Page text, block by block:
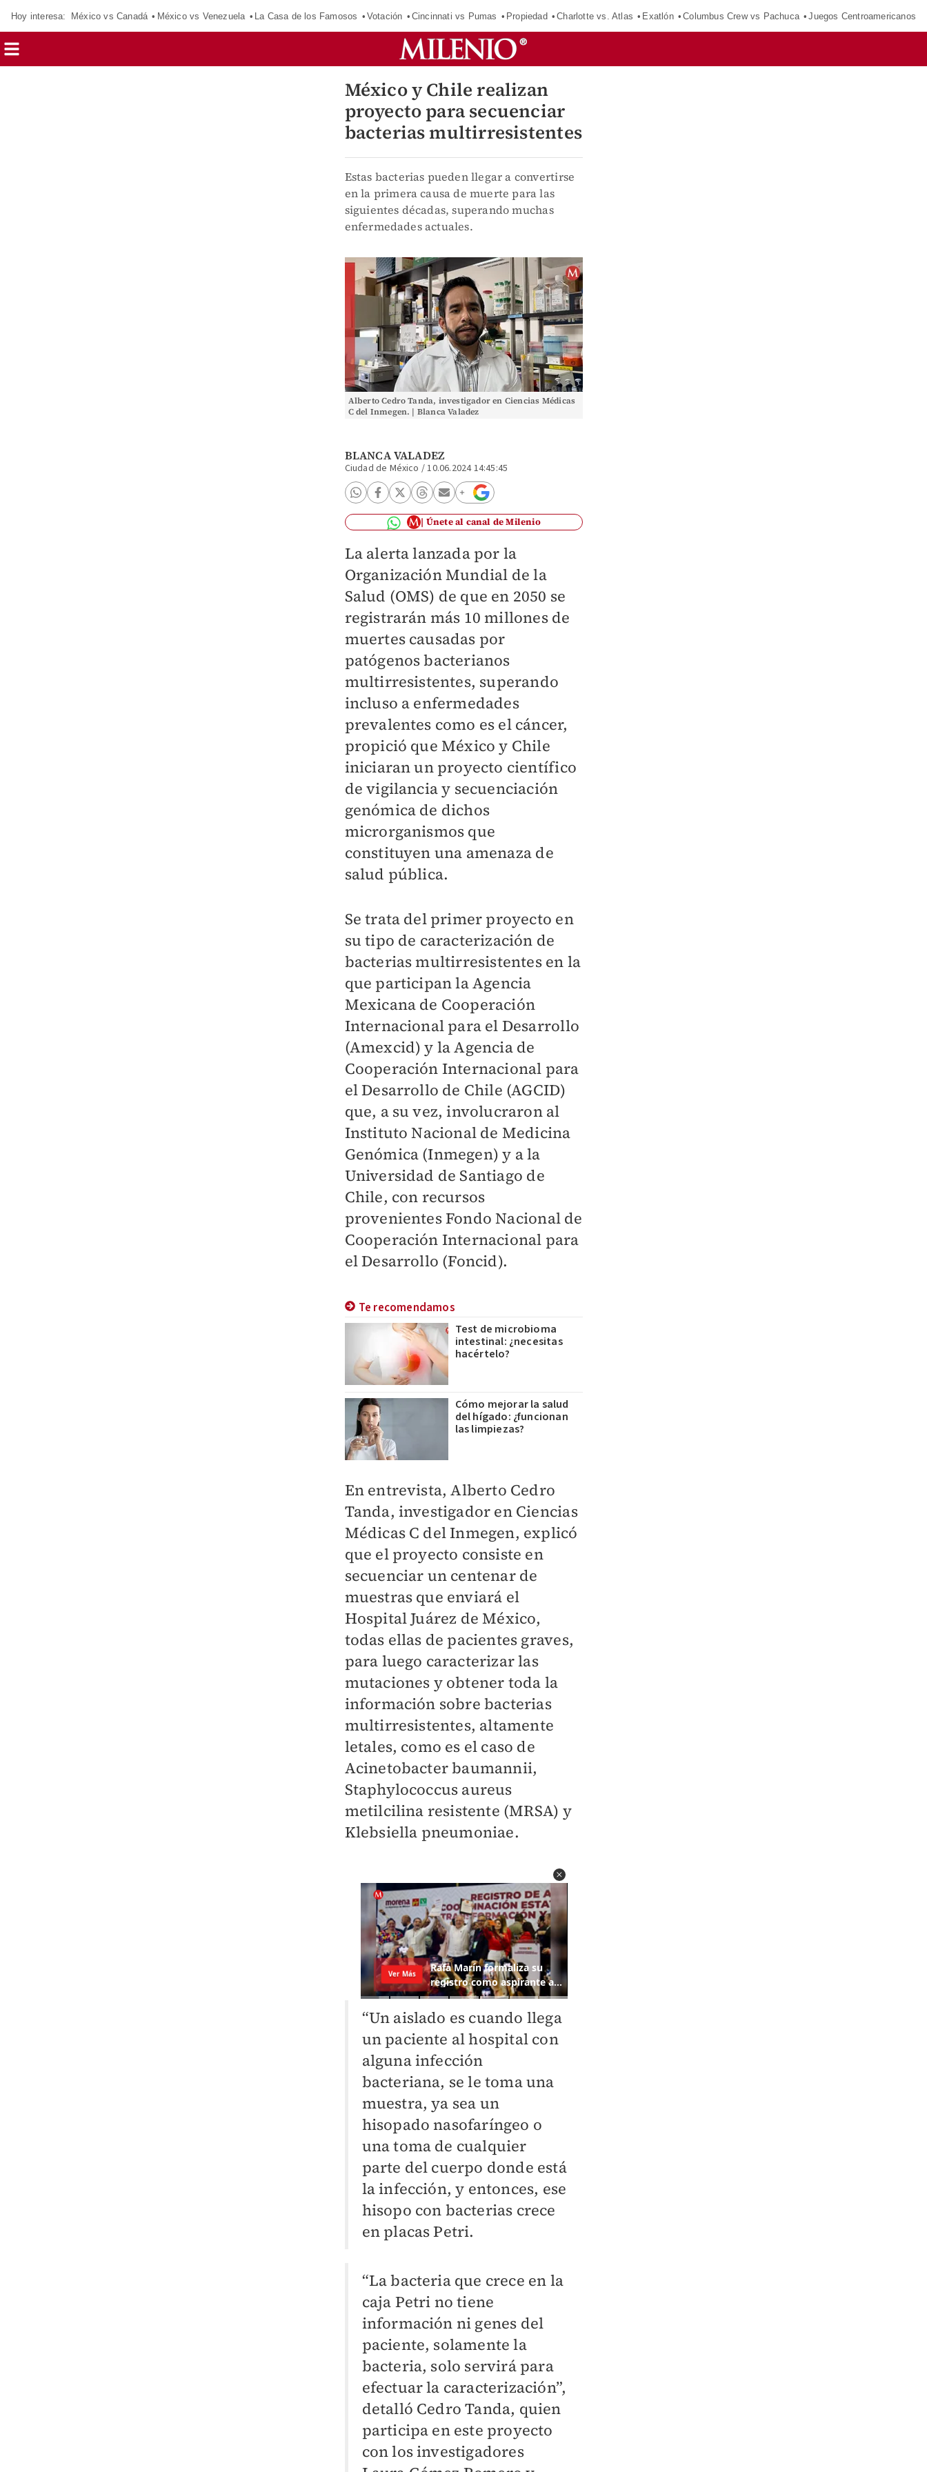
Hoy interesa: México vs Canadá México vs Venezuela La Casa de los Famosos Votación Cincinnati vs Pumas Propiedad Charlotte vs. Atlas Exatlón Columbus Crew vs Pachuca Juegos Centroamericanos
México y Chile realizan
proyecto para secuenciar
bacterias multirresistentes
Estas bacterias pueden llegar a convertirse
en la primera causa de muerte para las
siguientes décadas, superando muchas
enfermedades actuales.
Alberto Cedro Tanda, investigador en Ciencias Médicas
C del Inmegen. | Blanca Valadez
BLANCA VALADEZ
Ciudad de México /10.06.2024 14:45:45
Únete al canal de Milenio
La alerta lanzada por la
Organización Mundial de la
Salud (OMS) de que en 2050 se
registrarán más 10 millones de
muertes causadas por
patógenos bacterianos
multirresistentes, superando
incluso a enfermedades
prevalentes como es el cáncer,
propició que México y Chile
iniciaran un proyecto científico
de vigilancia y secuenciación
genómica de dichos
microrganismos que
constituyen una amenaza de
salud pública.
Se trata del primer proyecto en
su tipo de caracterización de
bacterias multirresistentes en la
que participan la Agencia
Mexicana de Cooperación
Internacional para el Desarrollo
(Amexcid) y la Agencia de
Cooperación Internacional para
el Desarrollo de Chile (AGCID)
que, a su vez, involucraron al
Instituto Nacional de Medicina
Genómica (Inmegen) y a la
Universidad de Santiago de
Chile, con recursos
provenientes Fondo Nacional de
Cooperación Internacional para
el Desarrollo (Foncid).
Te recomendamos
Test de microbioma
intestinal: ¿necesitas
hacértelo?
Cómo mejorar la salud
del hígado: ¿funcionan
las limpiezas?
En entrevista, Alberto Cedro
Tanda, investigador en Ciencias
Médicas C del Inmegen, explicó
que el proyecto consiste en
secuenciar un centenar de
muestras que enviará el
Hospital Juárez de México,
todas ellas de pacientes graves,
para luego caracterizar las
mutaciones y obtener toda la
información sobre bacterias
multirresistentes, altamente
letales, como es el caso de
Acinetobacter baumannii,
Staphylococcus aureus
metilcilina resistente (MRSA) y
Klebsiella pneumoniae.
“Un aislado es cuando llega
un paciente al hospital con
alguna infección
bacteriana, se le toma una
muestra, ya sea un
hisopado nasofaríngeo o
una toma de cualquier
parte del cuerpo donde está
la infección, y entonces, ese
hisopo con bacterias crece
en placas Petri.
“La bacteria que crece en la
caja Petri no tiene
información ni genes del
paciente, solamente la
bacteria, solo servirá para
efectuar la caracterización”,
detalló Cedro Tanda, quien
participa en este proyecto
con los investigadores